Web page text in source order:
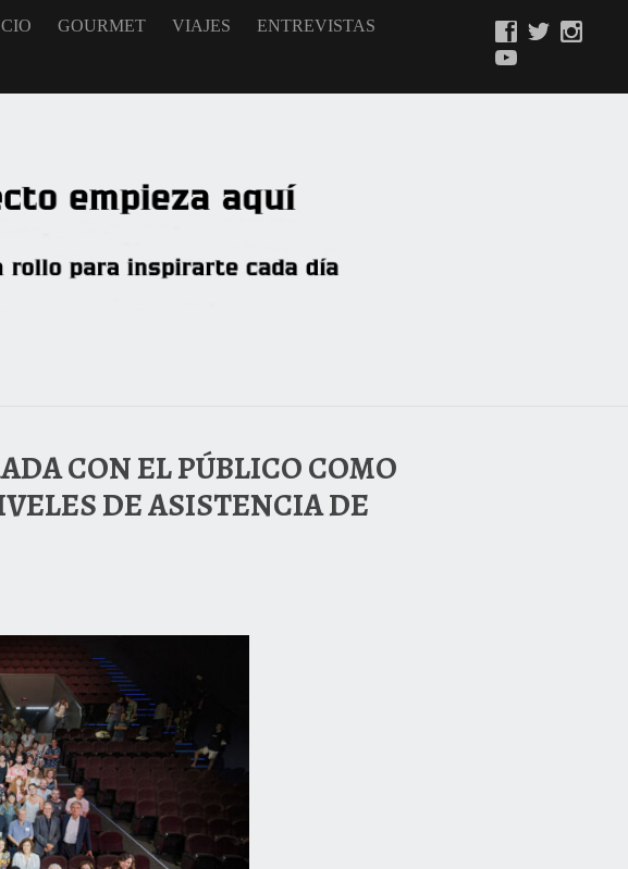
GOURMET VIAJES ENTREVISTAS
CON EL PÚBLICO COMO
DE ASISTENCIA DE